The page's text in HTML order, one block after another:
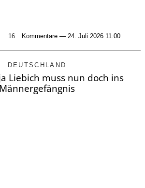
16 Kommentare — 24. Juli 2026 11:00
DEUTSCHLAND
Liebich muss nun doch ins
Männergefängnis